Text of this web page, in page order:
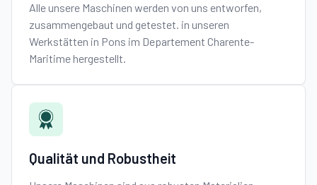
Alle unsere Maschinen werden von uns entworfen,
zusammengebaut und getestet. in unseren
Werkstätten in Pons im Departement Charente-
Maritime hergestellt.
Qualität und Robustheit